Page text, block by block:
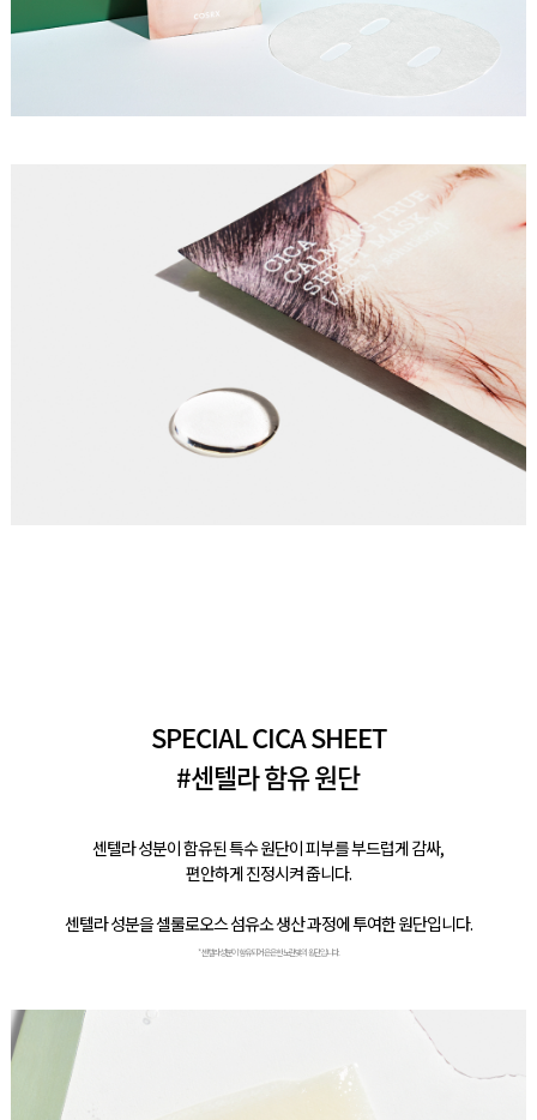
SPECIAL CICA SHEET
#센텔라 함유 원단
센텔라 성분이 함유된 특수 원단이 피부를 부드럽게 감싸,
편안하게 진정시켜 줍니다.
센텔라 성분을 셀룰로오스 섬유소 생산 과정에 투여한 원단입니다.
* 센텔라성분이 함유되어 은은한 노란빛의 원단입니다.